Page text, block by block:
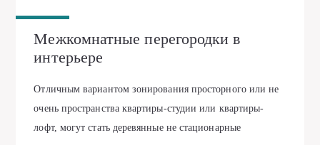
Межкомнатные перегородки в
интерьере
Отличным вариантом зонирования просторного или не
очень пространства квартиры-студии или квартиры-
лофт, могут стать деревянные не стационарные